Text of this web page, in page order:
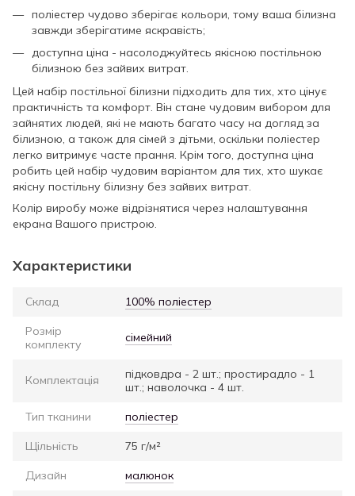
поліестер чудово зберігає кольори, тому ваша білизна
завжди зберігатиме яскравість;
доступна ціна - насолоджуйтесь якісною постільною
білизною без зайвих витрат.
Цей набір постільної білизни підходить для тих, хто цінує
практичність та комфорт. Він стане чудовим вибором для
зайнятих людей, які не мають багато часу на догляд за
білизною, а також для сімей з дітьми, оскільки поліестер
легко витримує часте прання. Крім того, доступна ціна
робить цей набір чудовим варіантом для тих, хто шукає
якісну постільну білизну без зайвих витрат.
Колір виробу може відрізнятися через налаштування
екрана Вашого пристрою.
Характеристики
Склад 100% поліестер
Розмір
комплекту
сімейний
Комплектація
підковдра - 2 шт.; простирадло - 1
шт.; наволочка - 4 шт.
Тип тканини поліестер
Щільність 75 г/м²
Дизайн малюнок